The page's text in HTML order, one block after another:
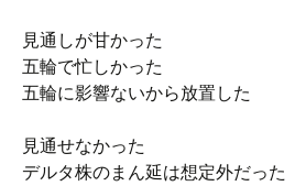
見通しが甘かった
五輪で忙しかった
五輪に影響ないから放置した
見通せなかった
デルタ株のまん延は想定外だった